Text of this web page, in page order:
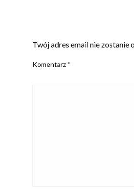
Twój adres email nie zostanie
Komentarz *